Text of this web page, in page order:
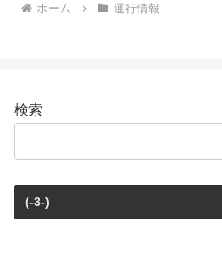
ホーム 運行情報
検索
(-3-)